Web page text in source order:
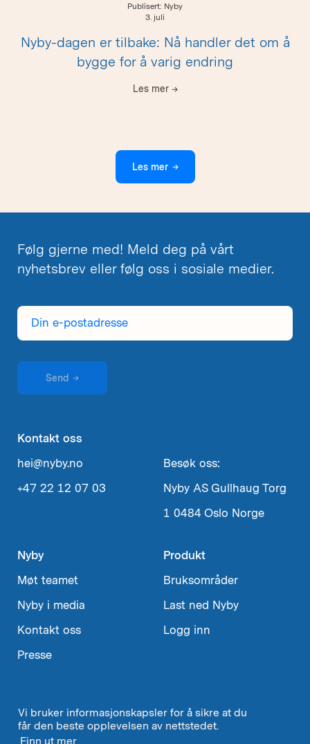
Vi bruker informasjonskapsler for å sikre at du
får den beste opplevelsen av nettstedet.
Finn ut mer
Publisert: Nyby
3. juli
Nyby-dagen er tilbake: Nå handler det om å
bygge for å varig endring
Les mer →
Les mer →
Følg gjerne med! Meld deg på vårt
nyhetsbrev eller følg oss i sosiale medier.
Din
postadresse
Send →
Kontakt oss
hei@nyby.no
+47 22 12 07 03
Besøk oss:
Nyby AS Gullhaug Torg
1 0484 Oslo Norge
Nyby
Møt teamet
Nyby i media
Kontakt oss
Presse
Produkt
Bruksområder
Last ned Nyby
Logg inn
Velg
språk
Norsk ↓